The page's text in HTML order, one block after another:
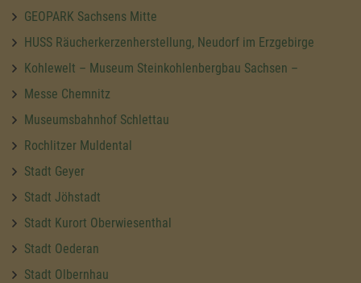
GEOPARK Sachsens Mitte
HUSS Räucherkerzenherstellung, Neudorf im Erzgebirge
Kohlewelt – Museum Steinkohlenbergbau Sachsen –
Messe Chemnitz
Museumsbahnhof Schlettau
Rochlitzer Muldental
Stadt Geyer
Stadt Jöhstadt
Stadt Kurort Oberwiesenthal
Stadt Oederan
Stadt Olbernhau